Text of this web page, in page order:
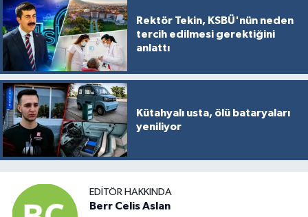
Rektör Tekin, KSBÜ'nün neden
tercih edilmesi gerektiğini
anlattı
Kütahyalı usta, ölü bataryaları
yeniliyor
EDITÖR HAKKINDA
Berr Celis Aslan